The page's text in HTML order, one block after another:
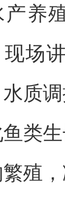
产养
现场
质
类
殖